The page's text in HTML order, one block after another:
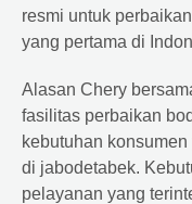
resmi untuk
yang pertama di
Alasan Chery
fasilitas perbaikan
kebutuhan
di jabodetabek.
pelayanan yang